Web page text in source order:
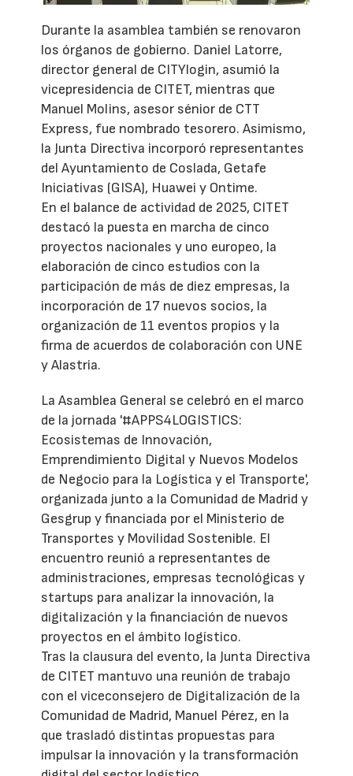
Durante la asamblea también se renovaron
los órganos de gobierno. Daniel Latorre,
director general de CITYlogin, asumió la
vicepresidencia de CITET, mientras que
Manuel Molins, asesor sénior de CTT
Express, fue nombrado tesorero. Asimismo,
la Junta Directiva incorporó representantes
del Ayuntamiento de Coslada, Getafe
Iniciativas (GISA), Huawei y Ontime.
En el balance de actividad de 2025, CITET
destacó la puesta en marcha de cinco
proyectos nacionales y uno europeo, la
elaboración de cinco estudios con la
participación de más de diez empresas, la
incorporación de 17 nuevos socios, la
organización de 11 eventos propios y la
firma de acuerdos de colaboración con UNE
y Alastria.
La Asamblea General se celebró en el marco
de la jornada '#APPS4LOGISTICS:
Ecosistemas de Innovación,
Emprendimiento Digital y Nuevos Modelos
de Negocio para la Logística y el Transporte',
organizada junto a la Comunidad de Madrid y
Gesgrup y financiada por el Ministerio de
Transportes y Movilidad Sostenible. El
encuentro reunió a representantes de
administraciones, empresas tecnológicas y
startups para analizar la innovación, la
digitalización y la financiación de nuevos
proyectos en el ámbito logístico.
Tras la clausura del evento, la Junta Directiva
de CITET mantuvo una reunión de trabajo
con el viceconsejero de Digitalización de la
Comunidad de Madrid, Manuel Pérez, en la
que trasladó distintas propuestas para
impulsar la innovación y la transformación